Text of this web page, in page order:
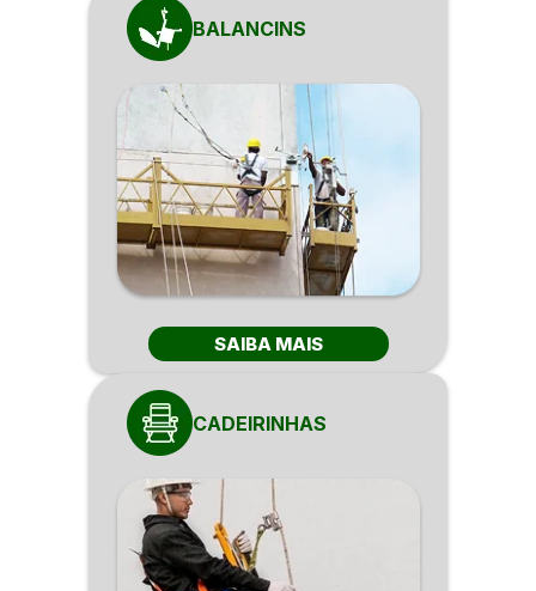
BALANCINS
SAIBA MAIS
CADEIRINHAS